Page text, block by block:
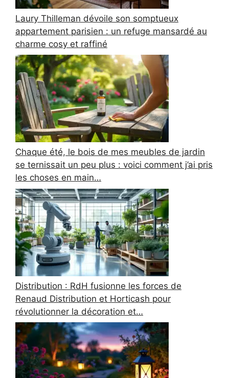
Laury Thilleman dévoile son somptueux
appartement parisien : un refuge mansardé au
charme cosy et raffiné
Chaque été, le bois de mes meubles de jardin
se ternissait un peu plus : voici comment j’ai pris
les choses en main…
Distribution : RdH fusionne les forces de
Renaud Distribution et Horticash pour
révolutionner la décoration et…